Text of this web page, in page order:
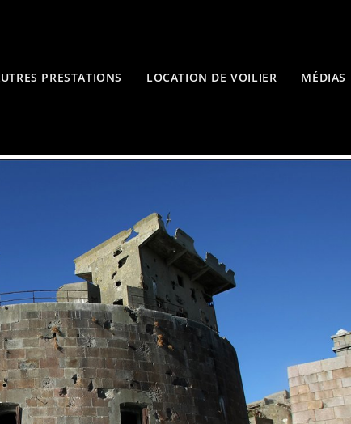
PRESTATIONS LOCATION DE VOILIER MÉDIAS